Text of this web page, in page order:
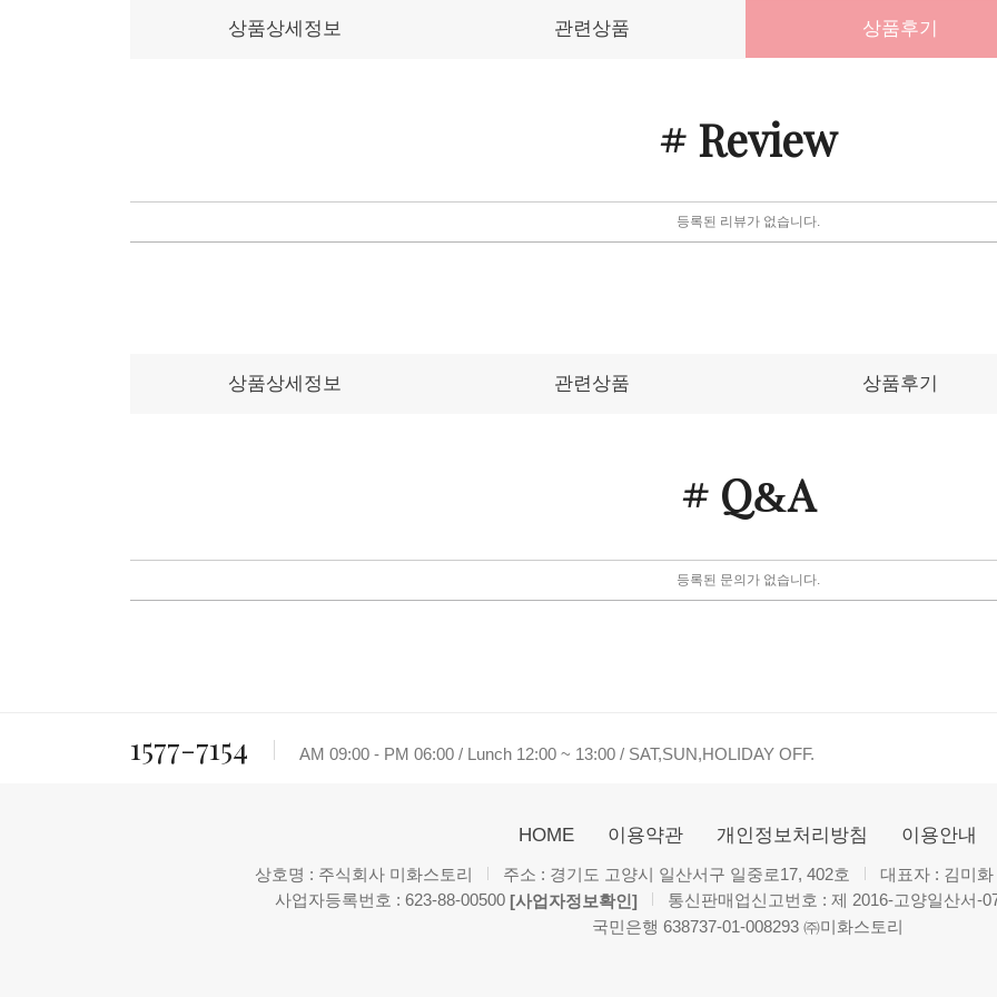
상품상세정보 관련상품 상품후기
# Review
등록된 리뷰가 없습니다.
상품상세정보 관련상품 상품후기
# Q&A
등록된 문의가 없습니다.
1577-7154 AM 09:00 - PM 06:00 / Lunch 12:00 ~ 13:00 / SAT,SUN,HOLIDAY OFF.
HOME 이용약관 개인정보처리방침 이용안내
상호명 : 주식회사 미화스토리 주소 : 경기도 고양시 일산서구 일중로17, 402호 대표자 : 김미화
사업자등록번호 : 623-88-00500 [사업자정보확인] 통신판매업신고번호 : 제 2016-고양일산서-
국민은행 638737-01-008293 ㈜미화스토리